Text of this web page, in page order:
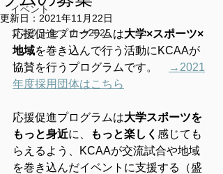
イベント
コネクトセミナー2025
更新日： 2021年11月22日
応援促進プログラムは大学×スポーツ×
地域を巻き込んで行う活動にKCAAが
協賛を行うプログラムです。
→2021
年度採用団体はこちら
応援促進プログラムは大学スポーツを
もっと身近に、 もっと楽しく 感じても
らえるよう、KCAAが交流試合や地域
を巻き込んだイベントに支援する（盛